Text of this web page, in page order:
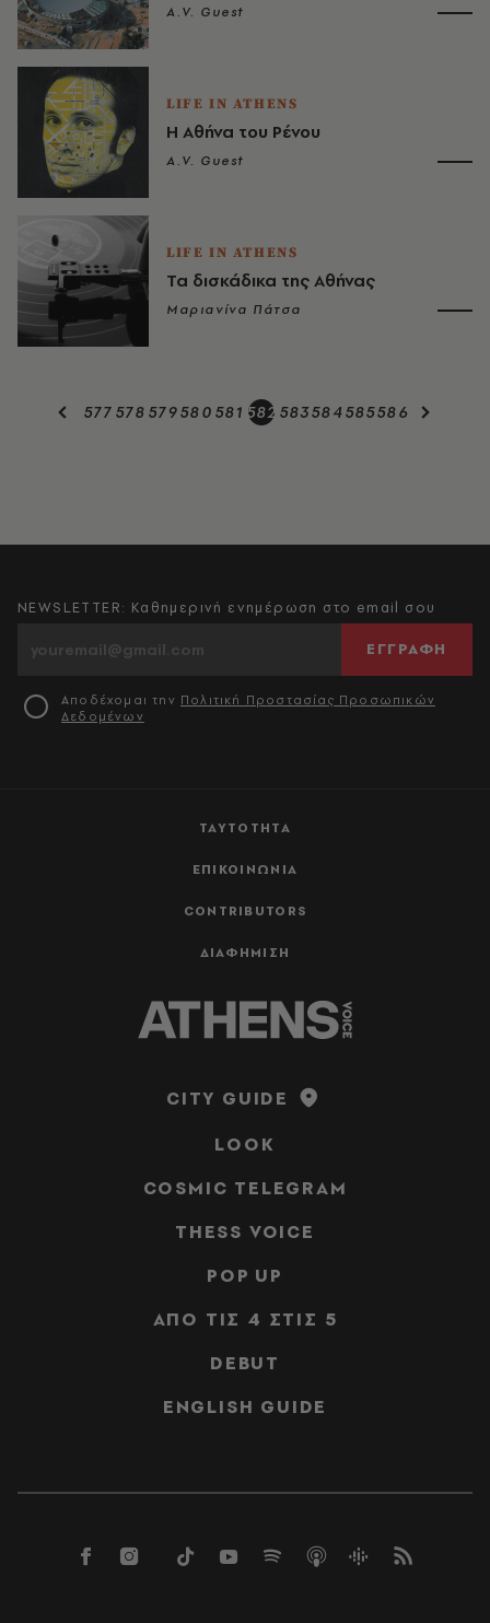
A.V. Guest
LIFE IN ATHENS
Η Αθήνα του Ρένου
A.V. Guest
LIFE IN ATHENS
Τα δισκάδικα της Αθήνας
Μαριανίνα Πάτσα
577 578 579580 581 582 583584585586
ΤΑΥΤΟΤΗΤΑ
ΕΠΙΚΟΙΝΩΝΙΑ
CONTRIBUTORS
ΔΙΑΦΗΜΙΣΗ
NEWSLETTER: Καθημερινή ενημέρωση στο email σου
ΕΓΓΡΑΦΗ
Αποδέχομαι την Πολιτική Προστασίας Προσωπικών
Δεδομένων
CITY GUIDE
LOOK
COSMIC TELEGRAM
THESS VOICE
POP UP
ΑΠΟ ΤΙΣ 4 ΣΤΙΣ 5
DEBUT
ENGLISH GUIDE